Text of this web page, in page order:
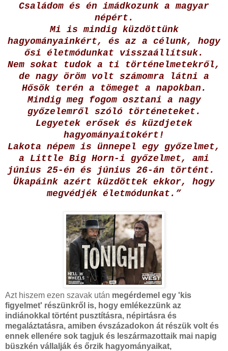
Családom és én imádkozunk a magyar
népért.
Mi is mindig küzdöttünk
hagyományainkért, és az a célunk, hogy
ősi életmódunkat visszaállítsuk.
Nem sokat tudok a ti történelmetekről,
de nagy öröm volt számomra látni a
Hősök terén a tömeget a napokban.
Mindig meg fogom osztani a nagy
győzelemről szóló történeteket.
Legyetek erősek és küzdjetek
hagyományaitokért!
Lakota népem is ünnepel egy győzelmet,
a Little Big Horn-i győzelmet, ami
június 25-én és június 26-án történt.
Ükapáink azért küzdöttek ekkor, hogy
megvédjék életmódunkat.”
Azt hiszem ezen szavak után megérdemel egy 'kis
figyelmet' részünkről is, hogy emlékezzünk az
indiánokkal történt pusztításra, népirtásra és
megaláztatásra, amiben évszázadokon át részük volt és
ennek ellenére sok tagjuk és leszármazottaik mai napig
büszkén vállalják és őrzik hagyományaikat,